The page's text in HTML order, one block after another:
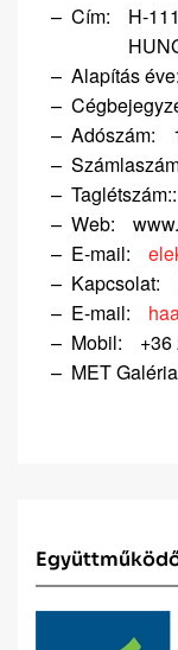
Cím:
H-
Alapítás éve:
Adószám:
Taglétszám::
Web:
E-mail:
Kapcsolat:
E-mail:
Mobil:
+36
MET